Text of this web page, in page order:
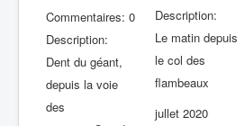
Commentaires: 0
Description:
Dent du géant,
depuis la voie
des
Description:
Le matin depuis
le col des
flambeaux
jullet 2020